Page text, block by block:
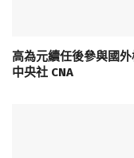
高為元續任後參與國
中央社 CNA